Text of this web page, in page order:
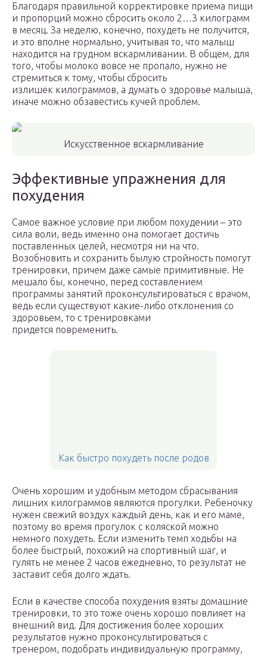
Благодаря правильной корректировке приема пищи
и пропорций можно сбросить около 2…3 килограмм
в месяц. За неделю, конечно, похудеть не получится,
и это вполне нормально, учитывая то, что малыш
находится на грудном вскармливании. В общем, для
того, чтобы молоко вовсе не пропало, нужно не
стремиться к тому, чтобы сбросить
излишек килограммов, а думать о здоровье малыша,
иначе можно обзавестись кучей проблем.
Искусственное вскармливание
Эффективные упражнения для
похудения
Самое важное условие при любом похудении – это
сила воли, ведь именно она помогает достичь
поставленных целей, несмотря ни на что.
Возобновить и сохранить былую стройность помогут
тренировки, причем даже самые примитивные. Не
мешало бы, конечно, перед составлением
программы занятий проконсультироваться с врачом,
ведь если существуют какие-либо отклонения со
здоровьем, то с тренировками
придется повременить.
Как быстро похудеть после родов
Очень хорошим и удобным методом сбрасывания
лишних килограммов являются прогулки. Ребеночку
нужен свежий воздух каждый день, как и его маме,
поэтому во время прогулок с коляской можно
немного похудеть. Если изменить темп ходьбы на
более быстрый, похожий на спортивный шаг, и
гулять не менее 2 часов ежедневно, то результат не
заставит себя долго ждать.
Если в качестве способа похудения взяты домашние
тренировки, то это тоже очень хорошо повлияет на
внешний вид. Для достижения более хороших
результатов нужно проконсультироваться с
тренером, подобрать индивидуальную программу,